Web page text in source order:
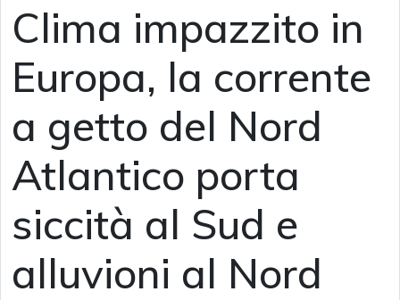
Clima impazzito in
Europa, la corrente
a getto del Nord
Atlantico porta
siccità al Sud e
alluvioni al Nord